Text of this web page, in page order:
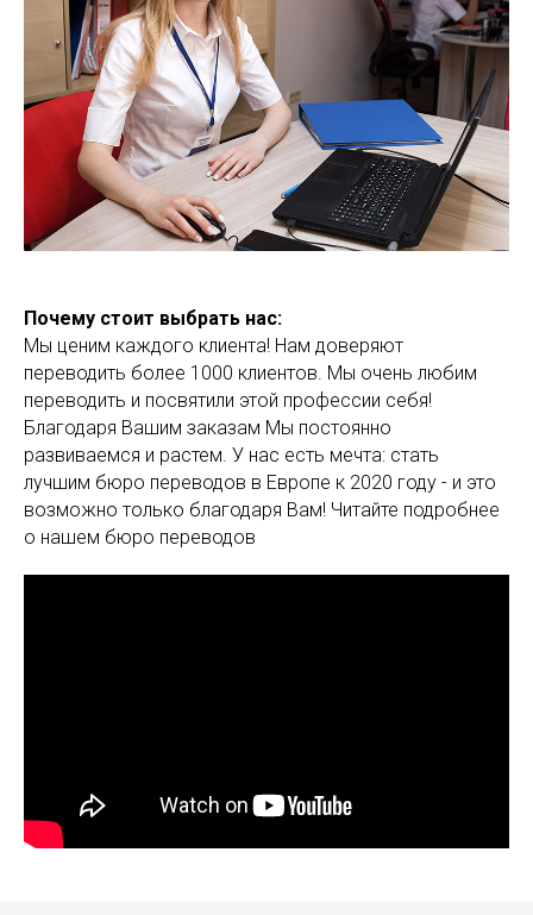
Почему стоит выбрать нас:
Мы ценим каждого клиента! Нам доверяют
переводить более 1000 клиентов. Мы очень любим
переводить и посвятили этой профессии себя!
Благодаря Вашим заказам Мы постоянно
развиваемся и растем. У нас есть мечта: стать
лучшим бюро переводов в Европе к 2020 году - и это
возможно только благодаря Вам! Читайте подробнее
о нашем бюро переводов